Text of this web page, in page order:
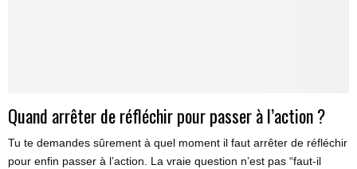
Quand arrêter de réfléchir pour passer à l’action ?
Tu te demandes sûrement à quel moment il faut arrêter de réfléchir
pour enfin passer à l’action. La vraie question n’est pas “faut-il